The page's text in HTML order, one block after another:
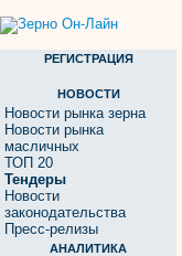
РЕГИСТРАЦИЯ
НОВОСТИ
Новости рынка зерна
Новости рынка
масличных
ТОП 20
Тендеры
Новости
законодательства
Пресс-релизы
АНАЛИТИКА